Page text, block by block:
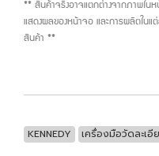
** สินค้าจริงอาจแตกต่างจากภาพใน
แสดงผลของหน้าจอ และการผลิตใน
สินค้า **
KENNEDY เครื่องมือวัดละเอี